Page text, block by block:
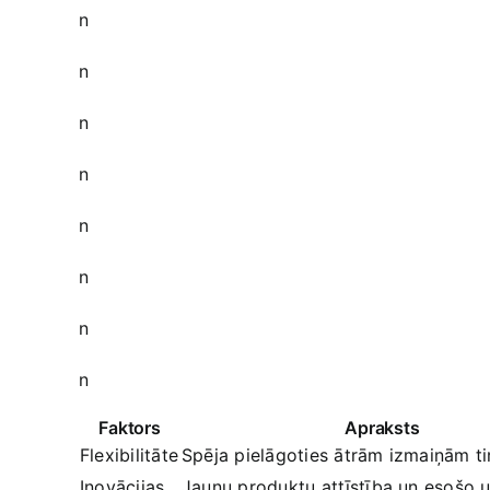
n
n
n
n
n
n
n
n
Faktors
Apraksts
Flexibilitāte Spēja pielāgoties ātrām izmaiņām